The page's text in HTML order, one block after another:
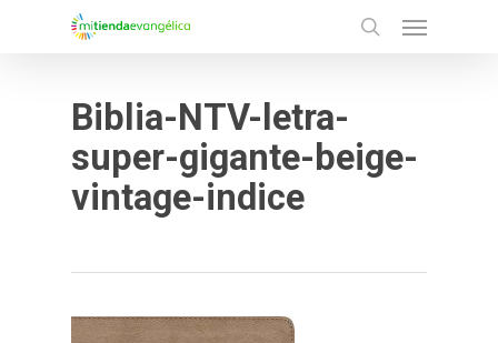
Biblia-NTV-letra-
super-gigante-beige-
vintage-indice